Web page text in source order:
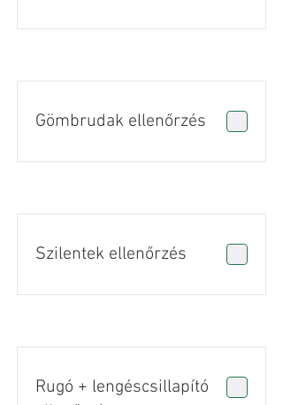
Gömbrudak ellenőrzés
Szilentek ellenőrzés
Rugó + lengéscsillapító